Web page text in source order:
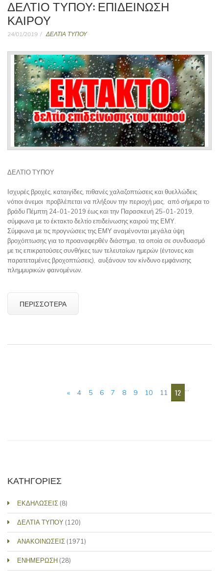
ΔΕΛΤΊΟ ΤΎΠΟΥ: ΕΠΙΔΕΊΝΩΣΗ
ΚΑΙΡΟΎ
24/01/2019 ΔΕΛΤΙΑ ΤΥΠΟΥ
ΔΕΛΤΙΟ ΤΥΠΟΥ
Ισχυρές βροχές, καταιγίδες, πιθανές χαλαζοπτώσεις και θυελλώδεις
νότιοι άνεμοι προβλέπεται να πλήξουν την περιοχή μας, από σήμερα το
βράδυ Πέμπτη 24-01-2019 έως και την Παρασκευή 25-01-2019,
σύμφωνα με το έκτακτο δελτίο επιδείνωσης καιρού της ΕΜΥ.
Σύμφωνα με τις προγνώσεις της ΕΜΥ αναμένονται μεγάλα ύψη
βροχόπτωσης για το προαναφερθέν διάστημα, τα οποία σε συνδυασμό
με τις επικρατούσες συνθήκες των τελευταίων ημερών (έντονες και
παρατεταμένες βροχοπτώσεις), αυξάνουν τον κίνδυνο εμφάνισης
πλημμυρικών φαινομένων.
ΠΕΡΙΣΣΌΤΕΡΑ
« 4 5 6 7 8 9 10 11 12
ΚΑΤΗΓΟΡΙΕΣ
ΕΚΔΗΛΩΣΕΙΣ (8)
ΔΕΛΤΙΑ ΤΥΠΟΥ (120)
ΑΝΑΚΟΙΝΩΣΕΙΣ (1971)
ΕΝΗΜΕΡΩΣΗ (28)